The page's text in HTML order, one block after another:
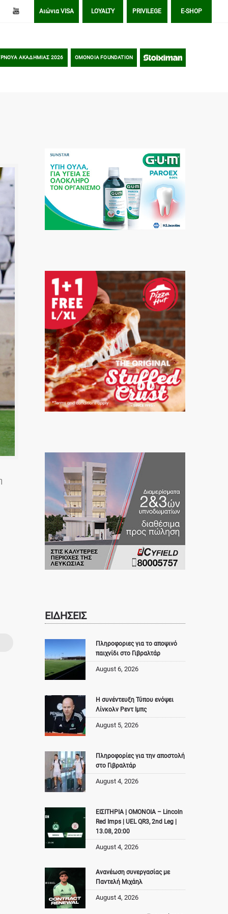
Αιώνια VISA LOYALTY PRIVILEGE E-SHOP
ΑΚΑΔΗΜΙΑΣ 2026 OMONOIA FOUNDATION STOIXIMAN
ΕΙΔΗΣΕΙΣ
Πληροφοριες για το αποψινό
παιχνίδι στο Γιβραλτάρ
August 6, 2026
Η συνέντευξη Τύπου ενόψει
Λίνκολν Ρεντ Ιμπς
August 5, 2026
Πληροφορίες για την αποστολή
στο Γιβραλτάρ
August 4, 2026
ΕΙΣΙΤΗΡΙΑ | ΟΜΟΝΟΙΑ – Lincoln
Red Imps | UEL QR3, 2nd Leg |
13.08, 20:00
August 4, 2026
Ανανέωση συνεργασίας με
Παντελή Μιχάηλ
August 4, 2026